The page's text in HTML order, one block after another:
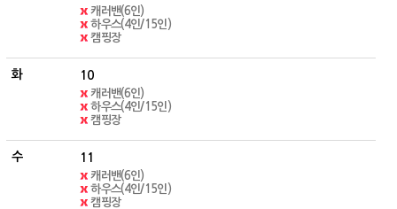
캐러밴(6인)
하우스(4인/15인)
캠핑장
10
캐러밴(6인)
하우스(4인/15인)
캠핑장
11
캐러밴(6인)
하우스(4인/15인)
캠핑장